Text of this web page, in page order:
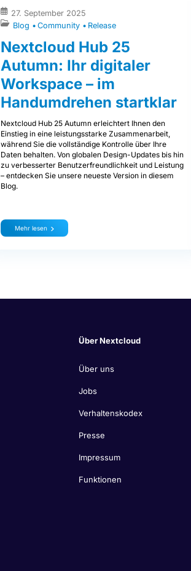
27. September 2025
Blog
Community Release
Nextcloud Hub 25
Autumn: Ihr digitaler
Workspace – im
Handumdrehen startklar
Nextcloud Hub 25 Autumn erleichtert Ihnen den
Einstieg in eine leistungsstarke Zusammenarbeit,
während Sie die vollständige Kontrolle über Ihre
Daten behalten. Von globalen Design-Updates bis hin
zu verbesserter Benutzerfreundlichkeit und Leistung
– entdecken Sie unsere neueste Version in diesem
Blog.
Mehr lesen
Über Nextcloud
Über uns
Jobs
Verhaltenskodex
Presse
Impressum
Funktionen